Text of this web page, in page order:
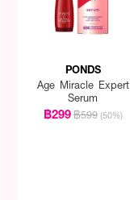
PONDS
Age Miracle Expert
Serum
฿299฿599 (50%)